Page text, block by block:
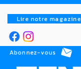
Lire notre magazine
Abonnez-vous